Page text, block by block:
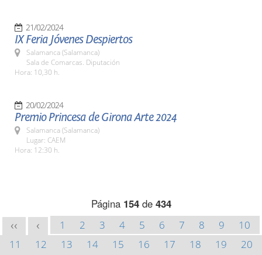
21/02/2024
IX Feria Jóvenes Despiertos
Salamanca (Salamanca)
Sala de Comarcas. Diputación
Hora: 10,30 h.
20/02/2024
Premio Princesa de Girona Arte 2024
Salamanca (Salamanca)
Lugar: CAEM
Hora: 12:30 h.
Página 154de 434
<< < 1 2 3 4 5 6 7 8 9
10
11
12 13 14 15 16 17 18 19
20